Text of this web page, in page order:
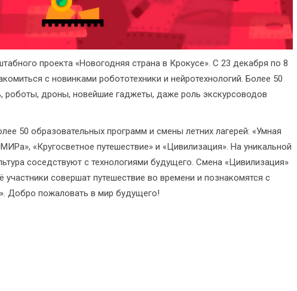
проекта «Новогодняя страна в Крокусе». С 23 декабря по 8
с новинками робототехники и нейротехнологий. Более 50
роботы, дроны, новейшие гаджеты, даже роль экскурсоводов
50 образовательных программ и смены летних лагерей: «Умная
«Кругосветное путешествие» и «Цивилизация». На уникальной
соседствуют с технологиями будущего. Смена «Цивилизация»
совершат путешествие во времени и познакомятся с
Добро пожаловать в мир будущего!